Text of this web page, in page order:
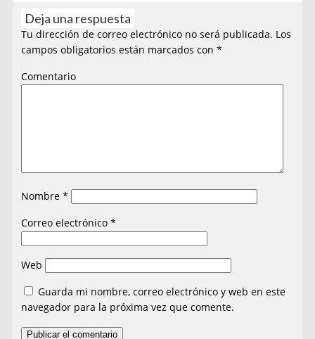
Deja una respuesta
Tu dirección de correo electrónico no será publicada. Los
campos obligatorios están marcados con*
Comentario
Nombre*
Correo electrónico*
Web
Guarda mi nombre, correo electrónico y web en este
navegador para la próxima vez que comente.